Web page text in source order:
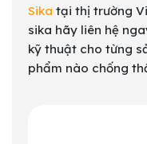
Sika tại thị trường
sika hãy liên hệ
kỹ thuật cho từng
phẩm nào chống